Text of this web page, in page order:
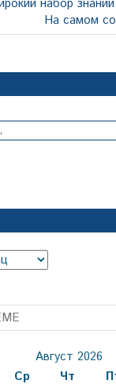
Следующая
запись:
На самом
Август 2026
Ср Чт